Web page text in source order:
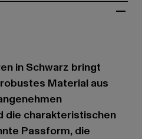
in Schwarz bringt
Material aus
die charakteristischen
Passform, die